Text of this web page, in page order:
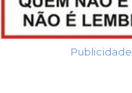
Publicidade